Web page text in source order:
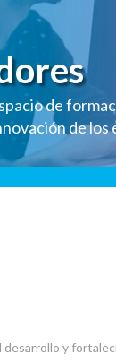
de
de
desarrollo y